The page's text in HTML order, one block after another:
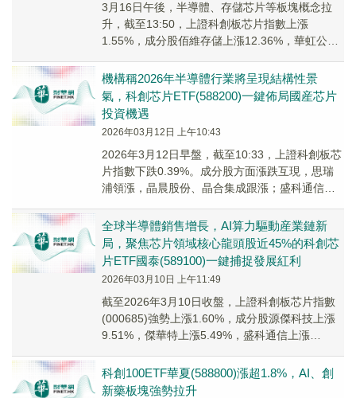
3月16日午後，半導體、存儲芯片等板塊概念拉
升，截至13:50，上證科創板芯片指數上漲
1.55%，成分股佰維存儲上漲12.36%，華虹公司
機構稱2026年半導體行業將呈現結構性景
氣，科創芯片ETF(588200)一鍵佈局國産芯片
投資機遇
2026年03月12日 上午10:43
2026年3月12日早盤，截至10:33，上證科創板芯
片指數下跌0.39%。成分股方面漲跌互現，思瑞
浦領漲，晶晨股份、晶合集成跟漲；盛科通信領
全球半導體銷售增長，AI算力驅動産業鏈新
局，聚焦芯片領域核心龍頭股近45%的科創芯
片ETF國泰(589100)一鍵捕捉發展紅利
2026年03月10日 上午11:49
截至2026年3月10日收盤，上證科創板芯片指數
(000685)強勢上漲1.60%，成分股源傑科技上漲
9.51%，傑華特上漲5.49%，盛科通信上漲
科創100ETF華夏(588800)漲超1.8%，AI、創
新藥板塊強勢拉升